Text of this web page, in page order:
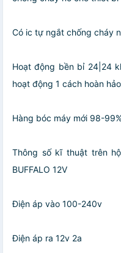
Có ic tự ngắt chống cháy
Hoạt động bền bỉ 24|24
hoạt động 1 cách hoàn hảo
Hàng bóc máy mới 98-
Thông số kĩ thuật trên
BUFFALO 12V
Điện áp vào 100-240v
Điện áp ra 12v 2a